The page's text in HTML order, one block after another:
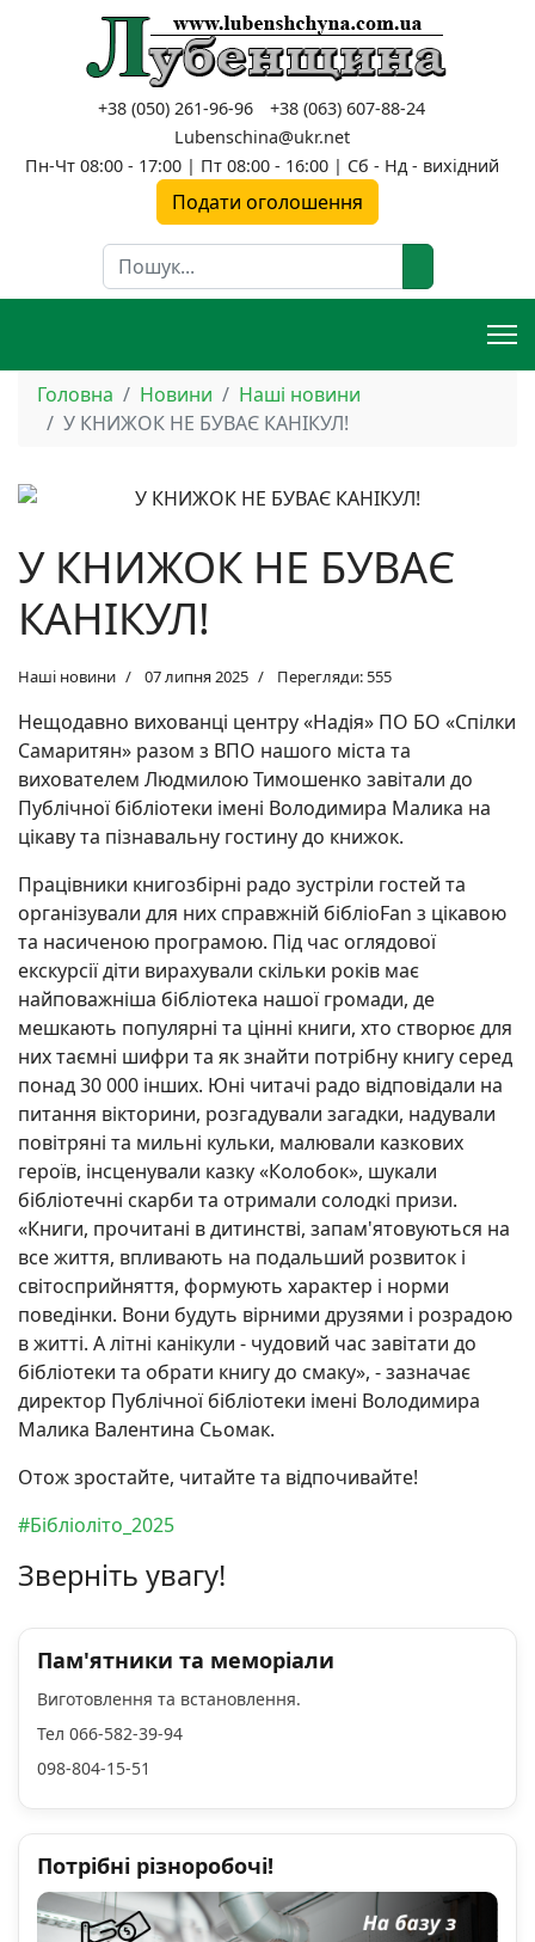
+38 (050) 261-96-96
+38 (063) 607-88-24
Lubenschina@ukr.net
Пн-Чт 08:00 - 17:00 | Пт 08:00 - 16:00 | Сб - Нд - вихідний
Подати оголошення
Пошук
Головна Новини
Наші новини
У КНИЖОК НЕ БУВАЄ КАНІКУЛ!
У КНИЖОК НЕ БУВАЄ
КАНІКУЛ!
Наші новини 07 липня 2025 Перегляди: 555
Нещодавно вихованці центру «Надія» ПО БО «Спілки
Самаритян» разом з ВПО нашого міста та
вихователем Людмилою Тимошенко завітали до
Публічної бібліотеки імені Володимира Малика на
цікаву та пізнавальну гостину до книжок.
Працівники книгозбірні радо зустріли гостей та
організували для них справжній бібліоFan з цікавою
та насиченою програмою. Під час оглядової
екскурсії діти вирахували скільки років має
найповажніша бібліотека нашої громади, де
мешкають популярні та цінні книги, хто створює для
них таємні шифри та як знайти потрібну книгу серед
понад 30 000 інших. Юні читачі радо відповідали на
питання вікторини, розгадували загадки, надували
повітряні та мильні кульки, малювали казкових
героїв, інсценували казку «Колобок», шукали
бібліотечні скарби та отримали солодкі призи.
«Книги, прочитані в дитинстві, запам'ятовуються на
все життя, впливають на подальший розвиток і
світосприйняття, формують характер і норми
поведінки. Вони будуть вірними друзями і розрадою
в житті. А літні канікули - чудовий час завітати до
бібліотеки та обрати книгу до смаку», - зазначає
директор Публічної бібліотеки імені Володимира
Малика Валентина Сьомак.
Отож зростайте, читайте та відпочивайте!
#Бібліоліто_2025
Зверніть увагу!
Пам'ятники та меморіали
Виготовлення та встановлення.
Тел 066-582-39-94
098-804-15-51
Потрібні різноробочі!